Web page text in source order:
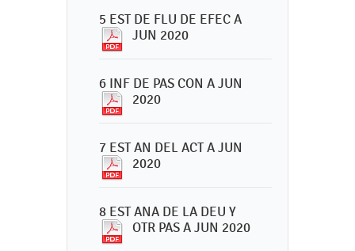
5 EST DE FLU DE EFEC A
JUN 2020
6 INF DE PAS CON A JUN
2020
7 EST AN DEL ACT A JUN
2020
8 EST ANA DE LA DEU Y
OTR PAS A JUN 2020